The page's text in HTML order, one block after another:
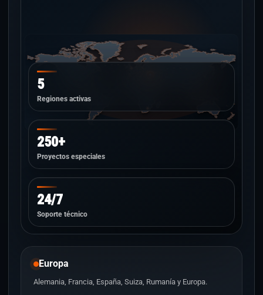
5
Regiones activas
250+
Proyectos especiales
24/7
Soporte técnico
Europa
Alemania, Francia, España, Suiza, Rumanía y Europa.